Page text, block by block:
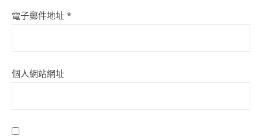
電子郵件地址 *
個人網站網址